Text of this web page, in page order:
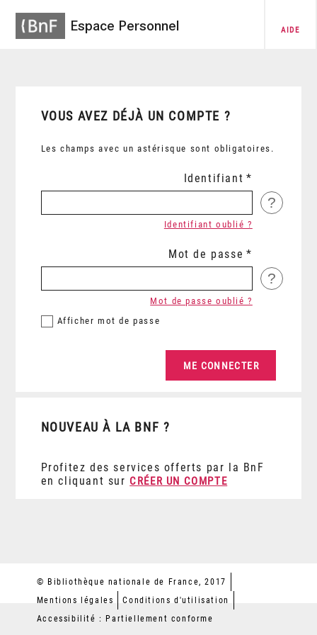
Espace Personnel AIDE
VOUS AVEZ DÉJÀ UN COMPTE ?
Les champs avec un astérisque sont obligatoires.
Identifiant
?
Identifiant oublié ?
Mot de passe
?
Afficher mot de passe
Mot de passe oublié ?
NOUVEAU À LA BNF ?
Profitez des services offerts par la BnF
en cliquant sur CRÉER UN COMPTE
© Bibliothèque nationale de France, 2017
Mentions légales
Conditions d'utilisation
Accessibilité : Partiellement conforme